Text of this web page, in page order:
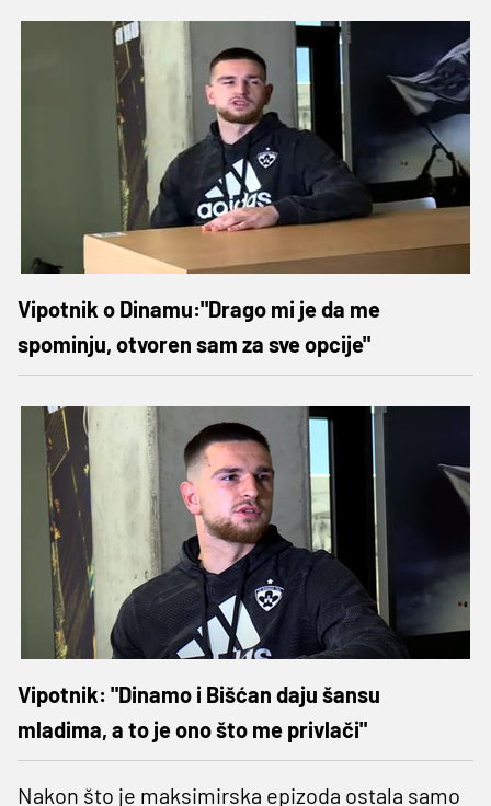
Vipotnik o Dinamu:"Drago mi je da me
spominju, otvoren sam za sve opcije"
Vipotnik: "Dinamo i Bišćan daju šansu
mladima, a to je ono što me privlači"
Nakon što je maksimirska epizoda ostala samo